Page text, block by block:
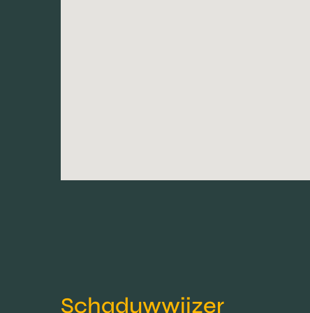
Schaduwwijzer